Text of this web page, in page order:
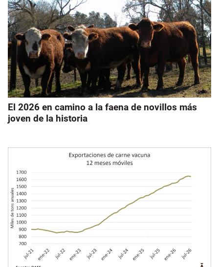
El 2026 en camino a la faena de novillos más
joven de la historia